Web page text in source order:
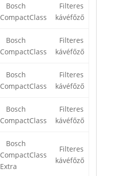
Bosch
CompactClass
Filteres
kávéfőző
Bosch
CompactClass
Filteres
kávéfőző
Bosch
CompactClass
Filteres
kávéfőző
Bosch
CompactClass
Filteres
kávéfőző
Bosch
CompactClass
Extra
Filteres
kávéfőző